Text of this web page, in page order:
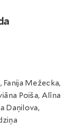
Mežecka,
Poiša, Alīna
Daņilova,